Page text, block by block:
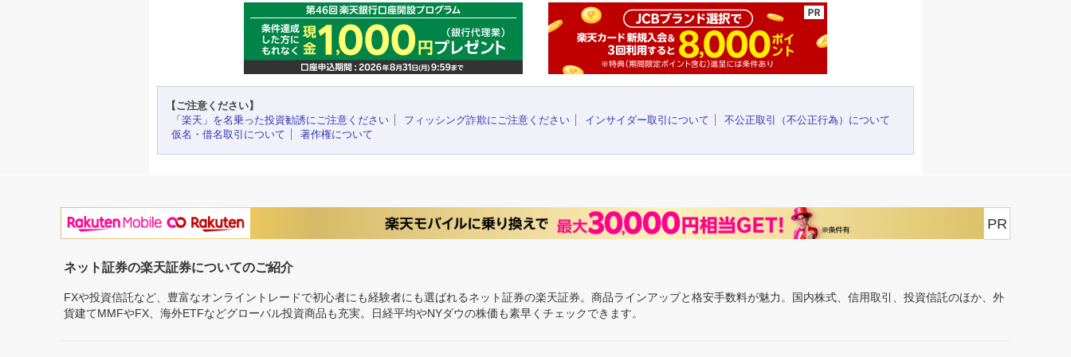
【ご注意ください】
「楽天」を名乗った投資勧誘にご注意ください
フィッシング詐欺にご注意ください インサイダー取引について
不公正取引（不公正行為）について
仮名・借名取引について
著作権について
PR
ネット証券の楽天証券についてのご紹介
FXや投資信託など、豊富なオンライントレードで初心者にも経験者にも選ばれるネット証券の楽天証券。商品ラインアップと格安手数料が魅力。国内株式、信用取引、投資信託のほか、外
貨建てMMFやFX、海外ETFなどグローバル投資商品も充実。日経平均やNYダウの株価も素早くチェックできます。